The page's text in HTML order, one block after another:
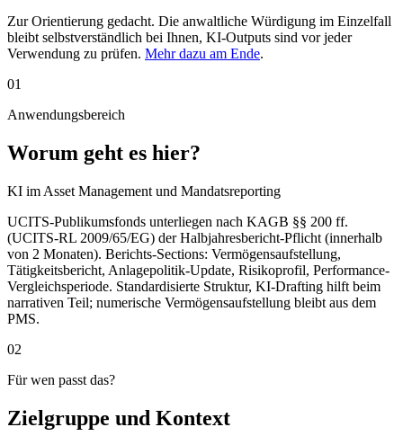
Zur Orientierung gedacht. Die anwaltliche Würdigung im Einzelfall
bleibt selbstverständlich bei Ihnen, KI-Outputs sind vor jeder
Verwendung zu prüfen. Mehr dazu am Ende.
01
Anwendungsbereich
Worum geht es hier?
KI im Asset Management und Mandatsreporting
UCITS-Publikumsfonds unterliegen nach KAGB §§ 200 ff.
(UCITS-RL 2009/65/EG) der Halbjahresbericht-Pflicht (innerhalb
von 2 Monaten). Berichts-Sections: Vermögensaufstellung,
Tätigkeitsbericht, Anlagepolitik-Update, Risikoprofil, Performance-
Vergleichsperiode. Standardisierte Struktur, KI-Drafting hilft beim
narrativen Teil; numerische Vermögensaufstellung bleibt aus dem
PMS.
02
Für wen passt das?
Zielgruppe und Kontext